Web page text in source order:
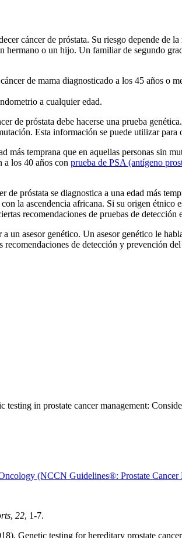
cáncer de próstata. Su riesgo depende de
o un hijo. Un familiar de segundo
de mama diagnosticado a los 45 años o
a cualquier edad.
próstata debe hacerse una prueba
Esta información se puede utilizar para
temprana que en aquellas personas sin
a los 40 años con prueba de PSA (antígeno
próstata se diagnostica a una edad más
la ascendencia africana. Si su origen étnico
recomendaciones de pruebas de detección
asesor genético. Un asesor genético le
de detección y prevención
in prostate cancer management:
(NCCN Guidelines®: Prostate Cancer
, 22, 1-7.
Genetic testing for hereditary prostate